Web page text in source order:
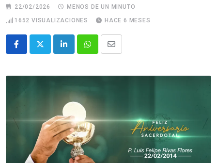
22/02/2026
MENOS DE UN MINUTO
1652 VISUALIZACIONES HACE 6 MESES